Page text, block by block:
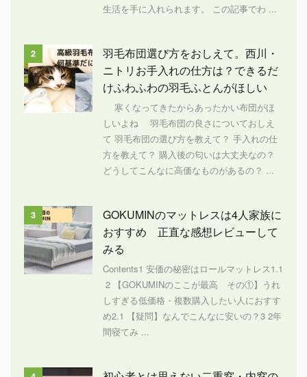
生活を手に入れられます。 この記事でわ ...
2
羽毛布団選び方をおしえて。西川・
ニトリお手入れの仕方は？できるだ
けふわふわの羽毛ふとんがほしい
寒くなってきたからあったかい布団がほ
しいよね 羽毛布団の良さについておしえ
て 羽毛布団の選び方を教えて？ 手入れの仕
方を教えて？ 購入後の匂いは大丈夫なの？
どうしてこんなに高価なものがあるの？ ...
3
GOKUMINのマットレスは4人家族に
おすすめ 正直な感想レビューして
みる
Contents1 安価の秘密はロールマットレス1.1
2 【GOKUMINのここが最高 その①】うれ
しすぎる低価格・複数購入したい人におすす
め2.1 【疑問】なんでこんなに安いの？3 2年
間寝てみ ...